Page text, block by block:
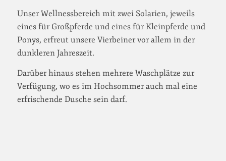
Unser Wellnessbereich mit zwei Solarien, jeweils
eines für Großpferde und eines für Kleinpferde und
Ponys, erfreut unsere Vierbeiner vor allem in der
dunkleren Jahreszeit.
Darüber hinaus stehen mehrere Waschplätze zur
Verfügung, wo es im Hochsommer auch mal eine
erfrischende Dusche sein darf.